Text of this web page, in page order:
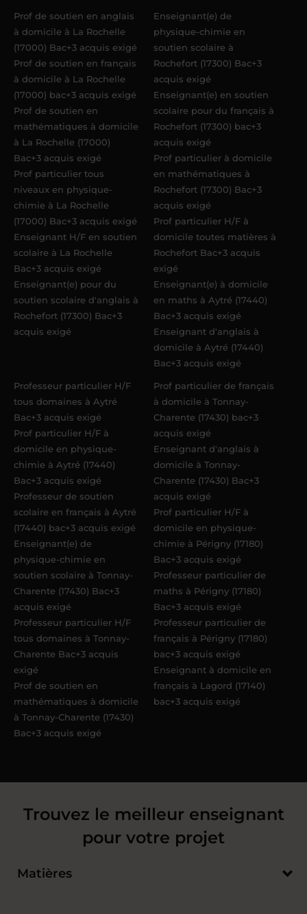
Prof de soutien en anglais
à domicile à La Rochelle
(17000) Bac+3 acquis exigé
Prof de soutien en français
à domicile à La Rochelle
(17000) bac+3 acquis exigé
Prof de soutien en
mathématiques à domicile
à La Rochelle (17000)
Bac+3 acquis exigé
Prof particulier tous
niveaux en physique-
chimie à La Rochelle
(17000) Bac+3 acquis exigé
Enseignant H/F en soutien
scolaire à La Rochelle
Bac+3 acquis exigé
Enseignant(e) pour du
soutien scolaire d'anglais à
Rochefort (17300) Bac+3
acquis exigé
Enseignant(e) de
physique-chimie en
soutien scolaire à
Rochefort (17300) Bac+3
acquis exigé
Enseignant(e) en soutien
scolaire pour du français à
Rochefort (17300) bac+3
acquis exigé
Prof particulier à domicile
en mathématiques à
Rochefort (17300) Bac+3
acquis exigé
Prof particulier H/F à
domicile toutes matières à
Rochefort Bac+3 acquis
exigé
Enseignant(e) à domicile
en maths à Aytré (17440)
Bac+3 acquis exigé
Enseignant d'anglais à
domicile à Aytré (17440)
Bac+3 acquis exigé
Professeur particulier H/F
tous domaines à Aytré
Bac+3 acquis exigé
Prof particulier H/F à
domicile en physique-
chimie à Aytré (17440)
Bac+3 acquis exigé
Professeur de soutien
scolaire en français à Aytré
(17440) bac+3 acquis exigé
Enseignant(e) de
physique-chimie en
soutien scolaire à Tonnay-
Charente (17430) Bac+3
acquis exigé
Professeur particulier H/F
tous domaines à Tonnay-
Charente Bac+3 acquis
exigé
Prof de soutien en
mathématiques à domicile
à Tonnay-Charente (17430)
Bac+3 acquis exigé
Prof particulier de français
à domicile à Tonnay-
Charente (17430) bac+3
acquis exigé
Enseignant d'anglais à
domicile à Tonnay-
Charente (17430) Bac+3
acquis exigé
Prof particulier H/F à
domicile en physique-
chimie à Périgny (17180)
Bac+3 acquis exigé
Professeur particulier de
maths à Périgny (17180)
Bac+3 acquis exigé
Professeur particulier de
français à Périgny (17180)
bac+3 acquis exigé
Enseignant à domicile en
français à Lagord (17140)
bac+3 acquis exigé
Trouvez le meilleur enseignant
pour votre projet
Matières